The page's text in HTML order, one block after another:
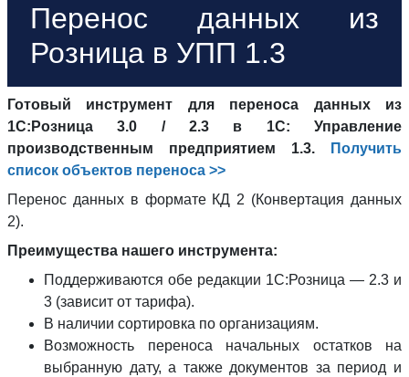
Перенос данных из
Розница в УПП 1.3
Готовый инструмент для переноса данных из
1С:Розница 3.0 / 2.3 в 1С: Управление
производственным предприятием 1.3.
Получить
список объектов переноса >>
Перенос данных в формате КД 2 (Конвертация данных
2).
Преимущества нашего инструмента:
Поддерживаются обе редакции 1С:Розница — 2.3 и
3 (зависит от тарифа).
В наличии сортировка по организациям.
Возможность переноса начальных остатков на
выбранную дату, а также документов за период и